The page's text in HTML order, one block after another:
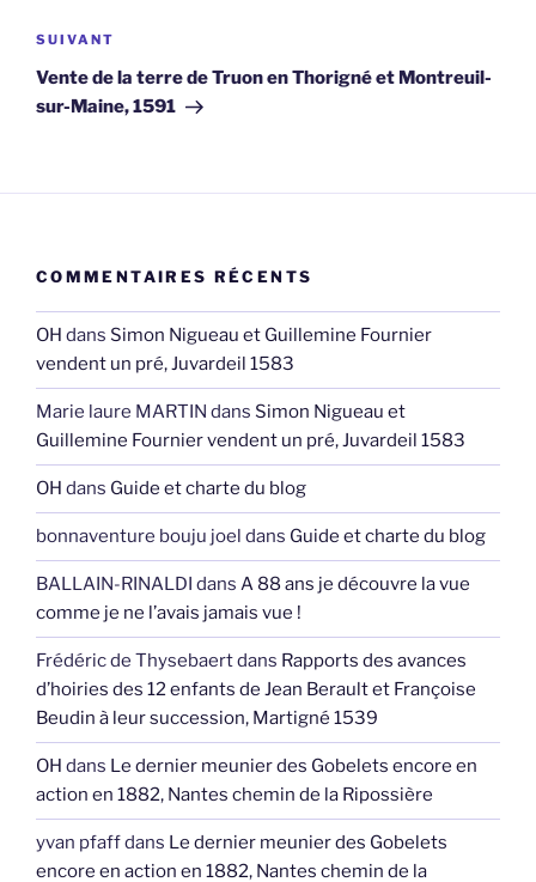
Article
suivant
SUIVANT
Vente de la terre de Truon en Thorigné et Montreuil-
sur-Maine, 1591
COMMENTAIRES RÉCENTS
OH dans Simon Nigueau et Guillemine Fournier
vendent un pré, Juvardeil 1583
Marie laure MARTIN dans Simon Nigueau et
Guillemine Fournier vendent un pré, Juvardeil 1583
OH dans Guide et charte du blog
bonnaventure bouju joel dans Guide et charte du blog
BALLAIN-RINALDI dans A 88 ans je découvre la vue
comme je ne l’avais jamais vue !
Frédéric de Thysebaertdans Rapports des avances
d’hoiries des 12 enfants de Jean Berault et Françoise
Beudin à leur succession, Martigné 1539
OH dans Le dernier meunier des Gobelets encore en
action en 1882, Nantes chemin de la Ripossière
yvan pfaffdans Le dernier meunier des Gobelets
encore en action en 1882, Nantes chemin de la